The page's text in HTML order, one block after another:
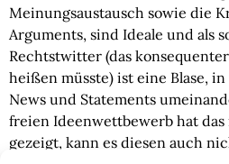
Meinungsaustausch sowie die
Arguments, sind Ideale und als
Rechtstwitter (das
heißen müsste) ist eine Blase,
News und Statements
freien Ideenwettbewerb hat
gezeigt, kann es diesen auch